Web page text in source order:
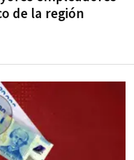
de la región